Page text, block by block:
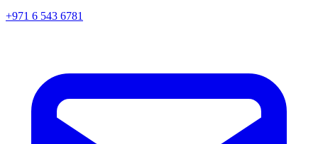
+971 6 543 6781